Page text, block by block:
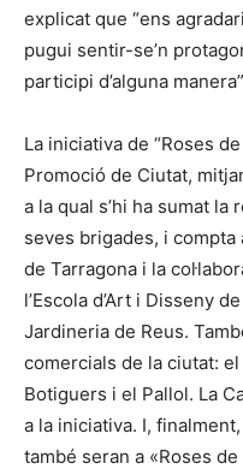
explicat que “ens
pugui sentir-se’n
participi d’alguna
La iniciativa de “Roses
Promoció de Ciutat,
a la qual s’hi ha sumat la
seves brigades, i
de Tarragona i la
l’Escola d’Art i Disseny
Jardineria de Reus.
comercials de la ciutat:
Botiguers i el Pallol. La
a la iniciativa. I,
també seran a «Roses